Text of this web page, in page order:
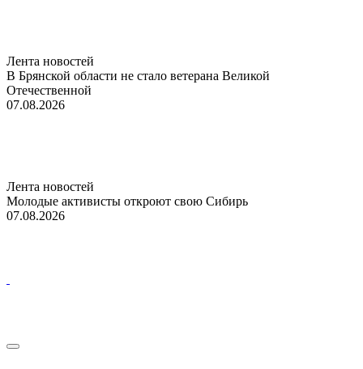
Лента новостей
В Брянской области не стало ветерана Великой
Отечественной
07.08.2026
Лента новостей
Молодые активисты откроют свою Сибирь
07.08.2026